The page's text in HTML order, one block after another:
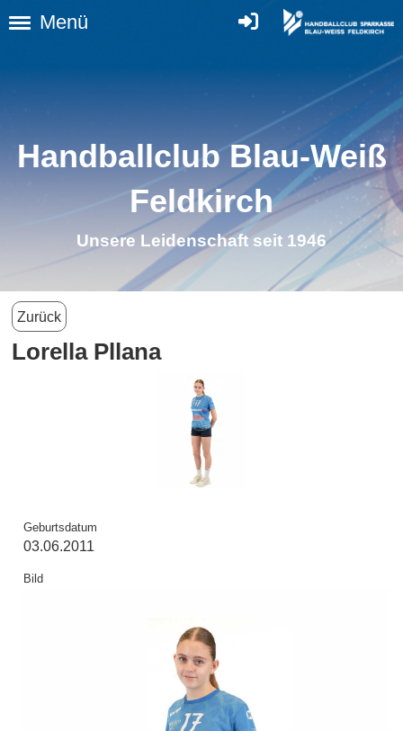
Menü
Handballclub Blau-Weiß
Feldkirch
Unsere Leidenschaft seit 1946
Zurück
Lorella Pllana
Geburtsdatum
03.06.2011
Bild